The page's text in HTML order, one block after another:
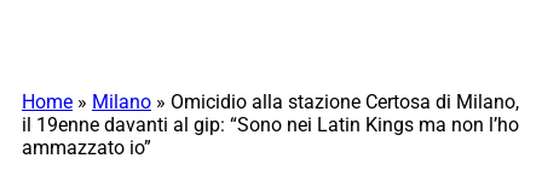
Home » Milano » Omicidio alla stazione Certosa di Milano,
il 19enne davanti al gip: “Sono nei Latin Kings ma non l’ho
ammazzato io”